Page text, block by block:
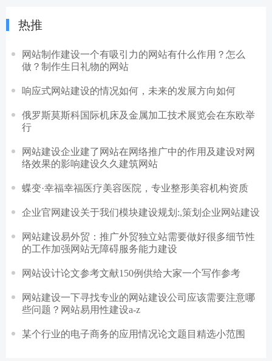
热推
网站制作建设一个有吸引力的网站有什么作用？怎么
做？制作生日礼物的网站
响应式网站建设的情况如何，未来的发展方向如何
俄罗斯莫斯科国际机床及金属加工技术展览会在东欧举
行
网站建设企业建了网站在网络推广中的作用及建设对网
络效果的影响建设久久建筑网站
蝶变·幸福幸福医疗美容医院，专业整形美容机构资质
企业官网建设关于我们模块建设规划:,策划企业网站建设
网站建设易外贸：推广外贸独立站需要做好很多细节性
的工作加强网站无障碍服务能力建设
网站设计论文参考文献150例供给大家一个写作参考
网站建设一下寻找专业的网站建设公司应该需要注意哪
些问题？网站易用性建设a-z
某个行业的电子商务的应用情况论文题目精选小范围